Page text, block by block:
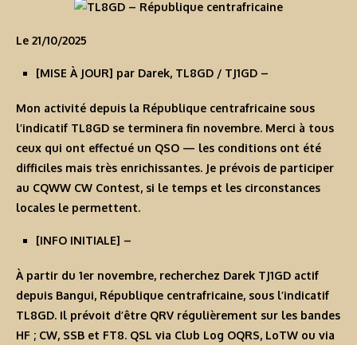
Le 21/10/2025
[MISE À JOUR] par Darek, TL8GD / TJ1GD –
Mon activité depuis la République centrafricaine sous
l’indicatif TL8GD se terminera fin novembre. Merci à tous
ceux qui ont effectué un QSO — les conditions ont été
difficiles mais très enrichissantes. Je prévois de participer
au CQWW CW Contest, si le temps et les circonstances
locales le permettent.
[INFO INITIALE] –
À partir du 1er novembre, recherchez Darek TJ1GD actif
depuis Bangui, République centrafricaine, sous l’indicatif
TL8GD. Il prévoit d’être QRV régulièrement sur les bandes
HF ; CW, SSB et FT8. QSL via Club Log OQRS, LoTW ou via